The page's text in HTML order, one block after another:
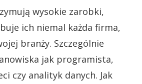
wysokie zarobki,
ich niemal każda firma,
branży. Szczególnie
jak programista,
czy analityk danych. Jak